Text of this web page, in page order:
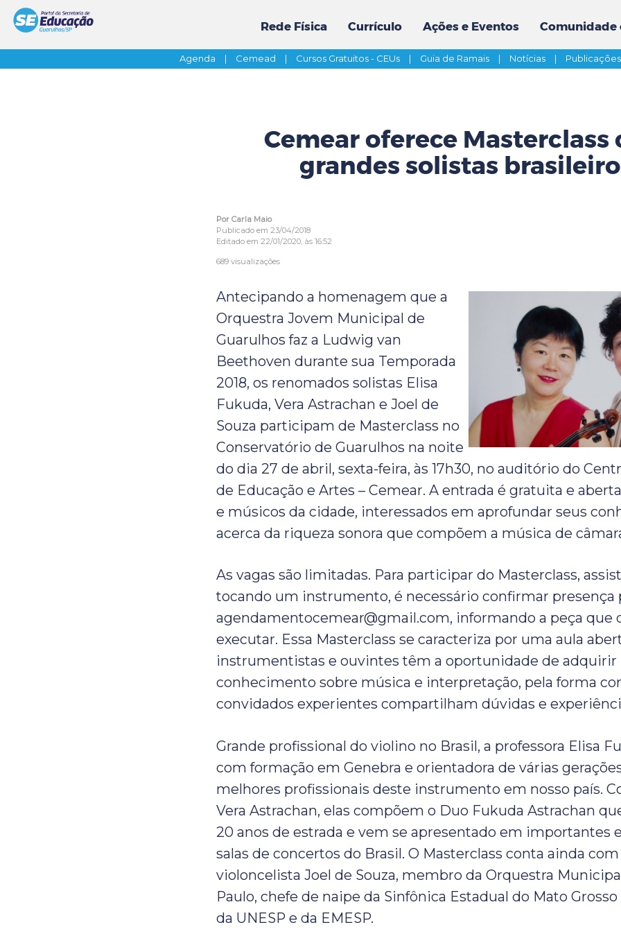
Rede Física Currículo Ações e Eventos Comunidade
Agenda | Cemead | Cursos Gratuitos - CEUs | Guia de Ramais | Notícias |
Cemear oferece Masterclass
grandes solistas
Por Carla Maio
Publicado em 23/04/2018
Editado em 22/01/2020, às 16:52
689 visualizações
Antecipando a homenagem que a
Orquestra Jovem Municipal de
Guarulhos faz a Ludwig van
Beethoven durante sua Temporada
2018, os renomados solistas Elisa
Fukuda, Vera Astrachan e Joel de
Souza participam de Masterclass no
Conservatório de Guarulhos na noite
do dia 27 de abril, sexta-feira, às 17h30, no auditório do
de Educação e Artes – Cemear. A entrada é gratuita e
e músicos da cidade, interessados em aprofundar seus
acerca da riqueza sonora que compõem a música de
As vagas são limitadas. Para participar do Masterclass,
tocando um instrumento, é necessário confirmar presença
agendamentocemear@gmail.com, informando a peça que
executar. Essa Masterclass se caracteriza por uma aula
instrumentistas e ouvintes têm a oportunidade de adquirir
conhecimento sobre música e interpretação, pela forma
convidados experientes compartilham dúvidas e
Grande profissional do violino no Brasil, a professora Elisa
com formação em Genebra e orientadora de várias
melhores profissionais deste instrumento em nosso país.
Vera Astrachan, elas compõem o Duo Fukuda Astrachan
20 anos de estrada e vem se apresentado em importantes
salas de concertos do Brasil. O Masterclass conta ainda
violoncelista Joel de Souza, membro da Orquestra
Paulo, chefe de naipe da Sinfônica Estadual do Mato
da UNESP e da EMESP.